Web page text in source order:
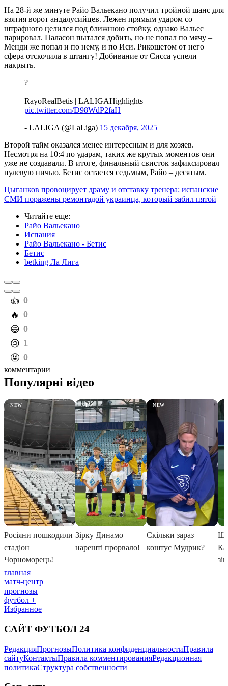
На 28-й же минуте Райо Вальекано получил тройной шанс для
взятия ворот андалусийцев. Лежен прямым ударом со
штрафного целился под ближнюю стойку, однако Вальес
парировал. Паласон пытался добить, но не попал по мячу –
Менди же попал и по нему, и по Иси. Рикошетом от него
сфера отскочила в штангу! Добивание от Сисса успели
накрыть.
?
RayoRealBetis | LALIGAHighlights
pic.twitter.com/D98WdP2faH
- LALIGA (@LaLiga) 15 декабря, 2025
Второй тайм оказался менее интересным и для хозяев.
Несмотря на 10:4 по ударам, таких же крутых моментов они
уже не создавали. В итоге, финальный свисток зафиксировал
нулевую ничью. Бетис остается седьмым, Райо – десятым.
Цыганков провоцирует драму и отставку тренера: испанские
СМИ поражены ремонтадой украинца, который забил пятой
Читайте еще:
Райо Вальекано
Испания
Райо Вальекано - Бетис
Бетис
betking Ла Лига
️👍 0
️🔥 0
️😄 0
️😢 1
️🤬 0
комментарии
главная
матч-центр
прогнозы
футбол +
Избранное
САЙТ ФУТБОЛ 24
РедакцияПрогнозыПолитика конфиденциальностиПравила
сайтуКонтактыПравила комментированияРедакционная
политикаСтруктура собственности